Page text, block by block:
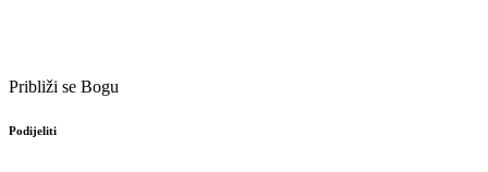
Približi se Bogu
Podijeliti